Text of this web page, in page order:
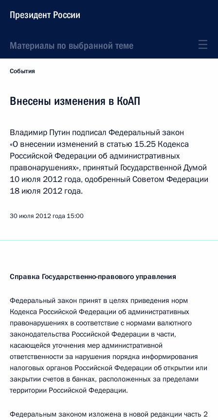
Президент России
Материалы по выбранной теме
События
Внесены изменения в КоАП
Владимир Путин подписал Федеральный закон
«О внесении изменений в статью 15.25 Кодекса
Российской Федерации об административных
правонарушениях», принятый Государственной Думой
10 июля 2012 года, одобренный Советом Федерации
18 июля 2012 года.
30 июля 2012 года 15:00
Справка Государственно-правового управления
Федеральный закон принят в целях приведения норм
Кодекса Российской Федерации об административных
правонарушениях в соответствие с нормами валютного
законодательства Российской Федерации в части,
касающейся уточнения мер административной
ответственности за нарушения порядка информирования
налоговых органов Российской Федерации об открытии или
закрытии счетов в банках, расположенных за пределами
территории Российской Федерации.
Федеральным законом изложена в новой редакции часть 2